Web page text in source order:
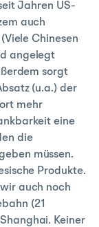
Jahren US-
auch
Chinesen
angelegt
sorgt
(u.a.) der
mehr
eine
die
müssen.
Produkte.
auch noch
(21
Keiner